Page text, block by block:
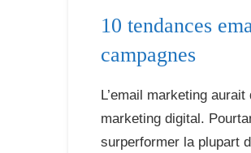
10 tendances
campagnes
L’email marketing
marketing digital.
surperformer la plupart